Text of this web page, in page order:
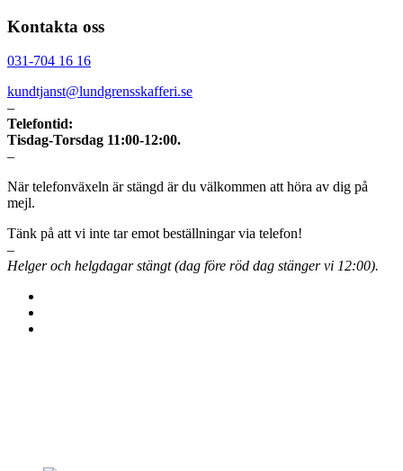
Kontakta oss
031-704 16 16
kundtjanst@lundgrensskafferi.se
–
Telefontid:
Tisdag-Torsdag 11:00-12:00.
–
När telefonväxeln är stängd är du välkommen att höra av dig på
mejl.
Tänk på att vi inte tar emot beställningar via telefon!
–
Helger och helgdagar stängt (dag före röd dag stänger vi 12:00).